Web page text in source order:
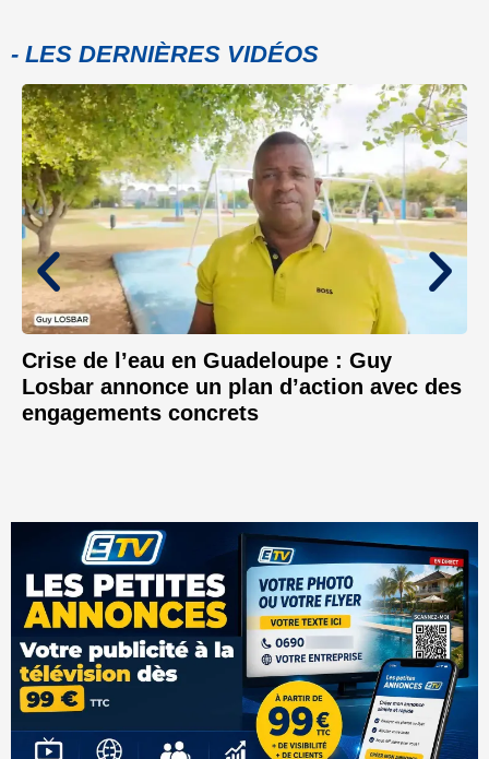
- LES DERNIÈRES VIDÉOS
Crise de l’eau en Guadeloupe : Guy
Losbar annonce un plan d’action avec des
engagements concrets